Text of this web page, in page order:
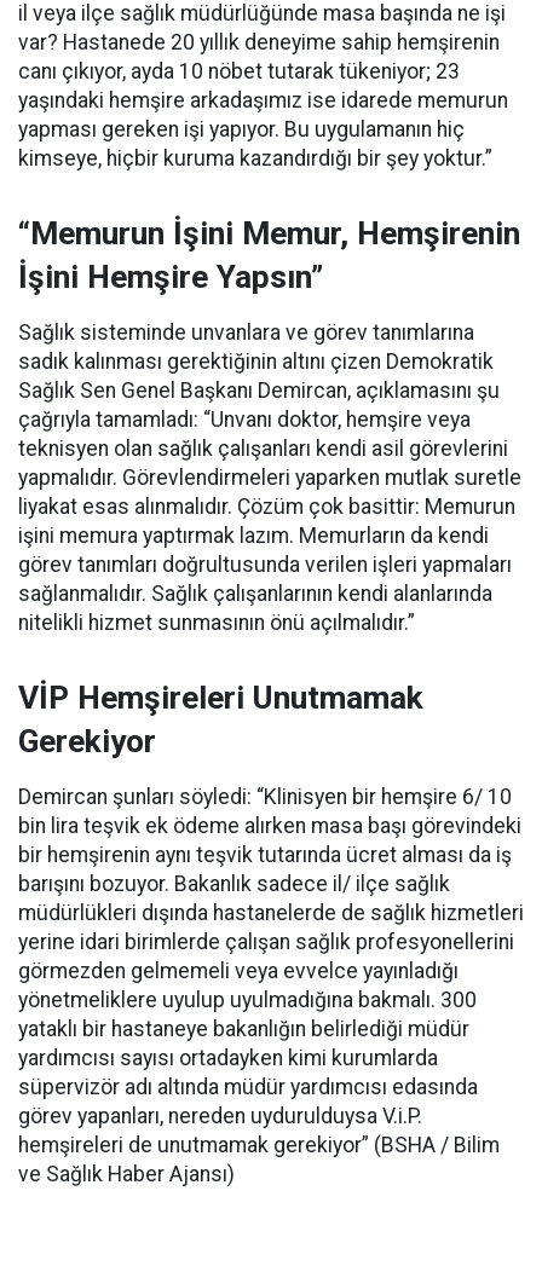
il veya ilçe sağlık müdürlüğünde masa başında ne işi
var? Hastanede 20 yıllık deneyime sahip hemşirenin
canı çıkıyor, ayda 10 nöbet tutarak tükeniyor; 23
yaşındaki hemşire arkadaşımız ise idarede memurun
yapması gereken işi yapıyor. Bu uygulamanın hiç
kimseye, hiçbir kuruma kazandırdığı bir şey yoktur.”
“Memurun İşini Memur, Hemşirenin
İşini Hemşire Yapsın”
Sağlık sisteminde unvanlara ve görev tanımlarına
sadık kalınması gerektiğinin altını çizen Demokratik
Sağlık Sen Genel Başkanı Demircan, açıklamasını şu
çağrıyla tamamladı: “Unvanı doktor, hemşire veya
teknisyen olan sağlık çalışanları kendi asil görevlerini
yapmalıdır. Görevlendirmeleri yaparken mutlak suretle
liyakat esas alınmalıdır. Çözüm çok basittir: Memurun
işini memura yaptırmak lazım. Memurların da kendi
görev tanımları doğrultusunda verilen işleri yapmaları
sağlanmalıdır. Sağlık çalışanlarının kendi alanlarında
nitelikli hizmet sunmasının önü açılmalıdır.”
VİP Hemşireleri Unutmamak
Gerekiyor
Demircan şunları söyledi: “Klinisyen bir hemşire 6/ 10
bin lira teşvik ek ödeme alırken masa başı görevindeki
bir hemşirenin aynı teşvik tutarında ücret alması da iş
barışını bozuyor. Bakanlık sadece il/ ilçe sağlık
müdürlükleri dışında hastanelerde de sağlık hizmetleri
yerine idari birimlerde çalışan sağlık profesyonellerini
görmezden gelmemeli veya evvelce yayınladığı
yönetmeliklere uyulup uyulmadığına bakmalı. 300
yataklı bir hastaneye bakanlığın belirlediği müdür
yardımcısı sayısı ortadayken kimi kurumlarda
süpervizör adı altında müdür yardımcısı edasında
görev yapanları, nereden uydurulduysa V.i.P.
hemşireleri de unutmamak gerekiyor” (BSHA / Bilim
ve Sağlık Haber Ajansı)